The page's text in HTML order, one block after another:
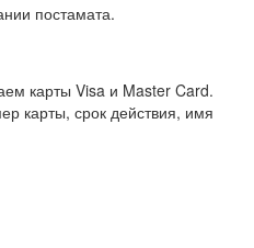
постамата.
карты Visa и Master Card.
карты, срок действия, имя